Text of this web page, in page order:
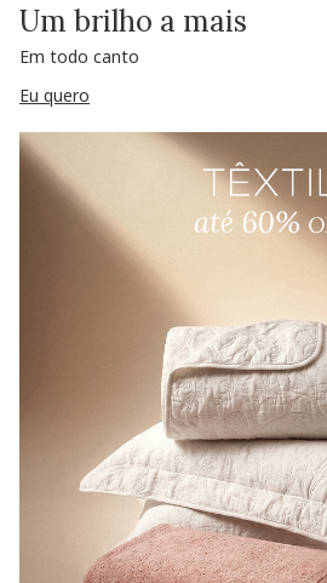
Um brilho a mais
Em todo canto
Eu quero